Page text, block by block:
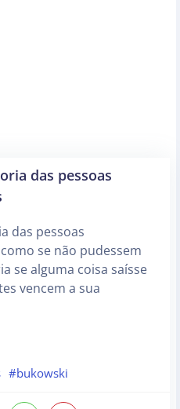
das pessoas
das pessoas
se não pudessem
se alguma coisa saísse
vencem a sua
#bukowski